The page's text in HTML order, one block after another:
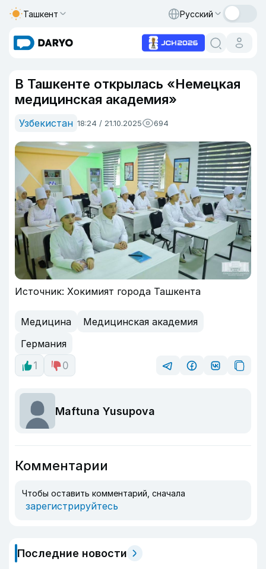
Ташкент Русский
В Ташкенте открылась «Немецкая
медицинская академия»
Узбекистан 18:24 / 21.10.2025 694
Источник: Хокимият города Ташкента
Медицина
Медицинская академия
Германия
1
0
Maftuna Yusupova
Комментарии
Чтобы оставить комментарий, сначала
зарегистрируйтесь
Последние новости